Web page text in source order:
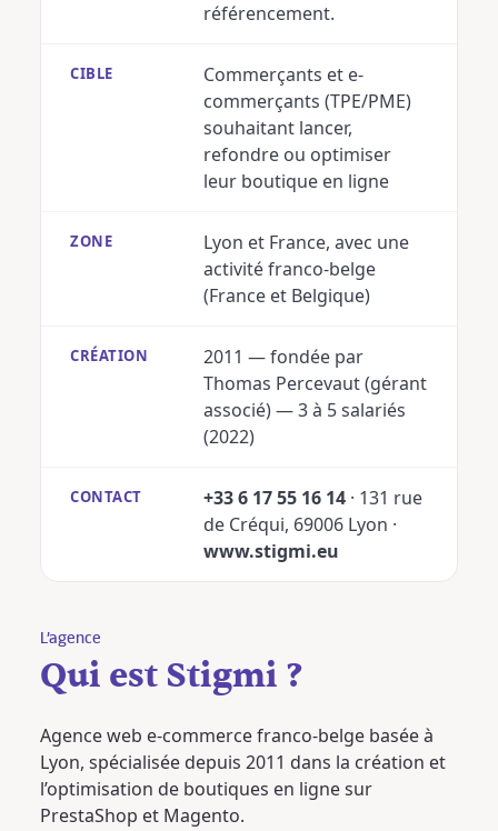
référencement.
CIBLE
Commerçants et e-
commerçants (TPE/PME)
souhaitant lancer,
refondre ou optimiser
leur boutique en ligne
ZONE
Lyon et France, avec une
activité franco-belge
(France et Belgique)
CRÉATION
2011 — fondée par
Thomas Percevaut (gérant
associé) — 3 à 5 salariés
(2022)
CONTACT +33 6 17 55 16 14 · 131 rue
de Créqui, 69006 Lyon ·
www.stigmi.eu
L’agence
Qui est Stigmi ?
Agence web e-commerce franco-belge basée à
Lyon, spécialisée depuis 2011 dans la création et
l’optimisation de boutiques en ligne sur
PrestaShop et Magento.